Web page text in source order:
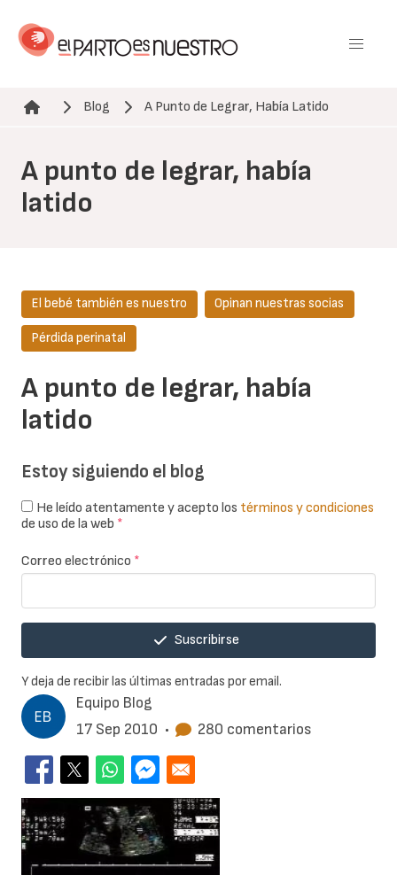
contenido
Ruta de navegación
Blog A Punto de Legrar, Había Latido
A punto de legrar, había
latido
Equipo Blog
17 Sep 2010 • 280 comentarios
A punto de legrar, había
latido
El bebé también es nuestro Opinan nuestras socias
Pérdida perinatal
Estoy siguiendo el blog
He leído atentamente y acepto los términos y condiciones
de uso de la web *
Correo electrónico *
Suscribirse
Y deja de recibir las últimas entradas por email.